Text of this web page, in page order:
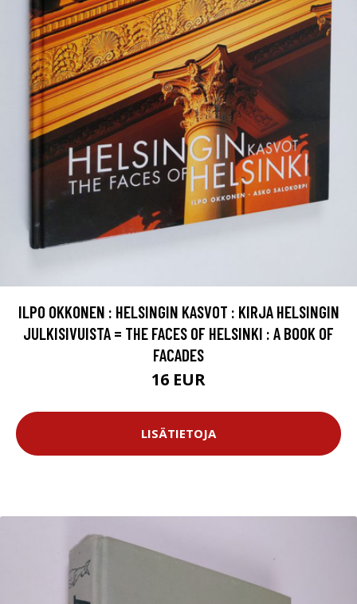
ILPO OKKONEN : HELSINGIN KASVOT : KIRJA HELSINGIN
JULKISIVUISTA = THE FACES OF HELSINKI : A BOOK OF
FACADES
16 EUR
LISÄTIETOJA